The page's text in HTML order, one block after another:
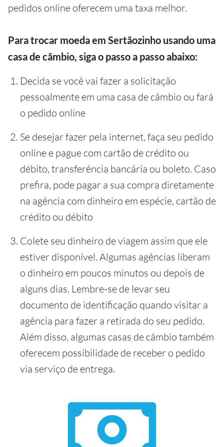
pedidos online oferecem uma taxa melhor.
Para trocar moeda em Sertãozinho usando uma
casa de câmbio, siga o passo a passo abaixo:
Decida se você vai fazer a solicitação
pessoalmente em uma casa de câmbio ou fará
o pedido online
Se desejar fazer pela internet, faça seu pedido
online e pague com cartão de crédito ou
débito, transferência bancária ou boleto. Caso
prefira, pode pagar a sua compra diretamente
na agência com dinheiro em espécie, cartão de
crédito ou débito
Colete seu dinheiro de viagem assim que ele
estiver disponível. Algumas agências liberam
o dinheiro em poucos minutos ou depois de
alguns dias. Lembre-se de levar seu
documento de identificação quando visitar a
agência para fazer a retirada do seu pedido.
Além disso, algumas casas de câmbio também
oferecem possibilidade de receber o pedido
via serviço de entrega.